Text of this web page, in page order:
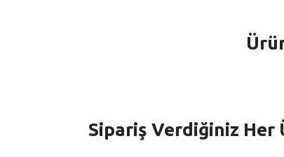
Sipariş Verdiğiniz Her